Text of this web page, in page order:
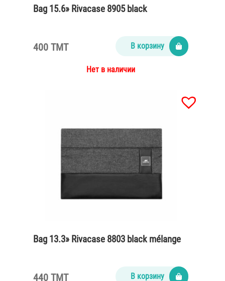
Bag 15.6» Rivacase 8905 black
400 TMT В корзину
Нет в наличии
Bag 13.3» Rivacase 8803 black mélange
440 TMT В корзину